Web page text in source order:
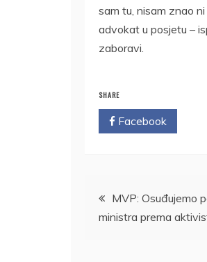
sam tu, nisam znao
advokat u posjetu –
zaboravi.
SHARE
Facebook
Kretanje
članka
MVP: Osuđujemo
ministra prema